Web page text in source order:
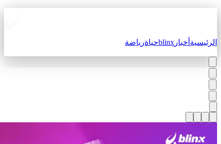
أخبارblinxحياةرياضة